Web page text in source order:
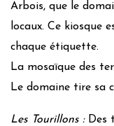
Arbois, que le
locaux. Ce kiosque
chaque étiquette.
La mosaïque des
Le domaine tire sa
Les Tourillons :Des